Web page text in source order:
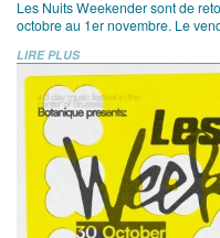
Les Nuits Weekender sont de
octobre au 1er novembre. Le
LIRE PLUS